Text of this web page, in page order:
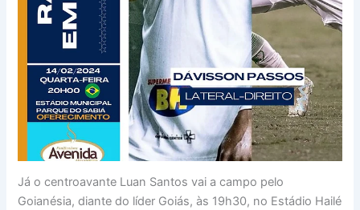
Já o centroavante Luan Santos vai a campo pelo
Goianésia, diante do líder Goiás, às 19h30, no Estádio Hailé